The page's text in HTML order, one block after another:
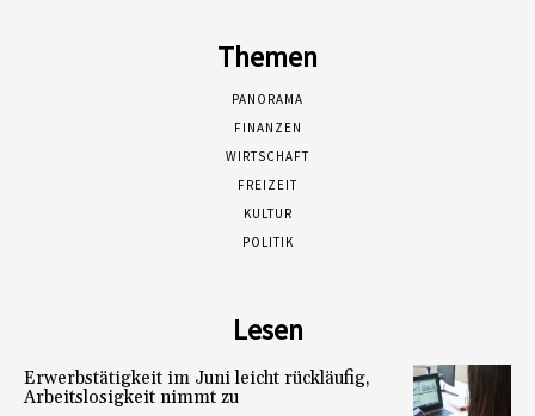
Themen
PANORAMA
FINANZEN
WIRTSCHAFT
FREIZEIT
KULTUR
POLITIK
Lesen
Erwerbstätigkeit im Juni leicht rückläufig,
Arbeitslosigkeit nimmt zu